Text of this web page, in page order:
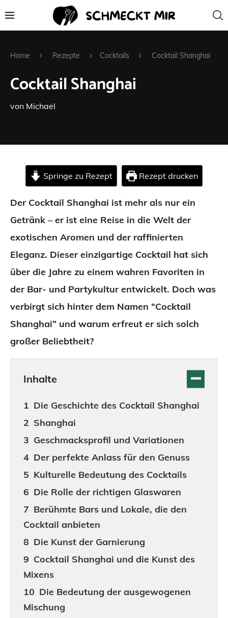
Home Rezepte Cocktails Cocktail Shanghai
Cocktail Shanghai
von Michael
Springe zu Rezept Rezept drucken
Der Cocktail Shanghai ist mehr als nur ein
Getränk – er ist eine Reise in die Welt der
exotischen Aromen und der raffinierten
Eleganz. Dieser einzigartige Cocktail hat sich
über die Jahre zu einem wahren Favoriten in
der Bar- und Partykultur entwickelt. Doch was
verbirgt sich hinter dem Namen “Cocktail
Shanghai” und warum erfreut er sich solch
großer Beliebtheit?
Inhalte
Die Geschichte des Cocktail Shanghai
Shanghai
Geschmacksprofil und Variationen
Der perfekte Anlass für den Genuss
Kulturelle Bedeutung des Cocktails
Die Rolle der richtigen Glaswaren
Berühmte Bars und Lokale, die den
Cocktail anbieten
Die Kunst der Garnierung
Cocktail Shanghai und die Kunst des
Mixens
Die Bedeutung der ausgewogenen
Mischung